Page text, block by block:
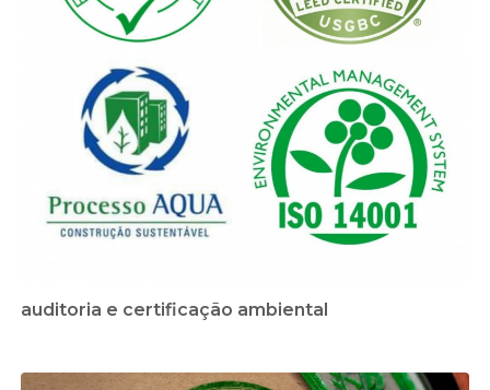
auditoria e certificação ambiental